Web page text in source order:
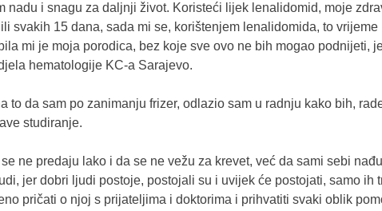
i snagu za daljnji život. Koristeći lijek lenalidomid, moje
svakih 15 dana, sada mi se, korištenjem lenalidomida, to vrijeme
mi je moja porodica, bez koje sve ovo ne bih mogao podnijeti,
hematologije KC-a Sarajevo.
da sam po zanimanju frizer, odlazio sam u radnju kako bih,
studiranje.
ne predaju lako i da se ne vežu za krevet, već da sami sebi
jer dobri ljudi postoje, postojali su i uvijek će postojati, samo ih
pričati o njoj s prijateljima i doktorima i prihvatiti svaki oblik